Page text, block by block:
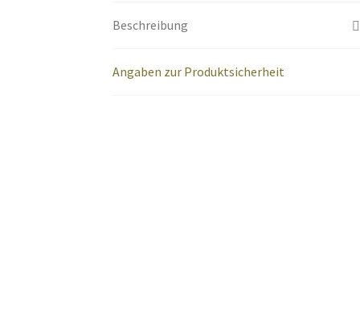
Beschreibung
Angaben zur Produktsicherheit